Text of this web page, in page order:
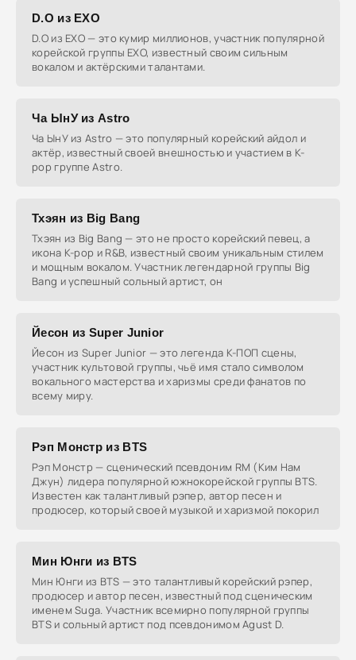
D.O из EXO
D.O из EXO — это кумир миллионов, участник популярной
корейской группы EXO, известный своим сильным
вокалом и актёрскими талантами.
Ча ЫнУ из Astro
Ча ЫнУ из Astro — это популярный корейский айдол и
актёр, известный своей внешностью и участием в K-
pop группе Astro.
Тхэян из Big Bang
Тхэян из Big Bang — это не просто корейский певец, а
икона K-pop и R&B, известный своим уникальным стилем
и мощным вокалом. Участник легендарной группы Big
Bang и успешный сольный артист, он
Йесон из Super Junior
Йесон из Super Junior — это легенда К-ПОП сцены,
участник культовой группы, чьё имя стало символом
вокального мастерства и харизмы среди фанатов по
всему миру.
Рэп Монстр из BTS
Рэп Монстр — сценический псевдоним RM (Ким Нам
Джун) лидера популярной южнокорейской группы BTS.
Известен как талантливый рэпер, автор песен и
продюсер, который своей музыкой и харизмой покорил
Мин Юнги из BTS
Мин Юнги из BTS — это талантливый корейский рэпер,
продюсер и автор песен, известный под сценическим
именем Suga. Участник всемирно популярной группы
BTS и сольный артист под псевдонимом Agust D.